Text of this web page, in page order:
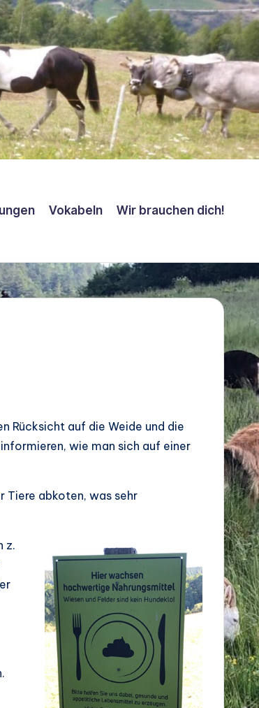
Vokabeln Wir brauchen dich!
Rücksicht auf die Weide und die
wie man sich auf einer
Tiere abkoten, was sehr
z.